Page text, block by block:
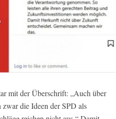
mit der Überschrift: „Auch über
die Ideen der SPD als